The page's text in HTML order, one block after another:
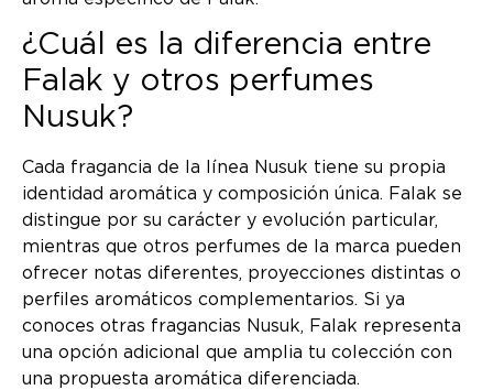
¿Cuál es la diferencia entre
Falak y otros perfumes
Nusuk?
Cada fragancia de la línea Nusuk tiene su propia
identidad aromática y composición única. Falak se
distingue por su carácter y evolución particular,
mientras que otros perfumes de la marca pueden
ofrecer notas diferentes, proyecciones distintas o
perfiles aromáticos complementarios. Si ya
conoces otras fragancias Nusuk, Falak representa
una opción adicional que amplia tu colección con
una propuesta aromática diferenciada.